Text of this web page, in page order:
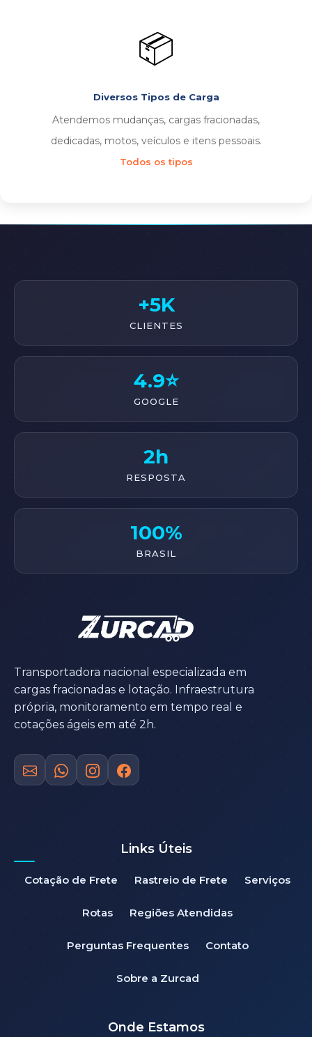
📦
Diversos Tipos de Carga
Atendemos mudanças, cargas fracionadas,
dedicadas, motos, veículos e itens pessoais.
Todos os tipos
+5K
CLIENTES
4.9⭐
GOOGLE
2h
RESPOSTA
100%
BRASIL
Transportadora nacional especializada em
cargas fracionadas e lotação. Infraestrutura
própria, monitoramento em tempo real e
cotações ágeis em até 2h.
Links Úteis
Cotação de Frete Rastreio de Frete Serviços
Rotas Regiões Atendidas
Perguntas Frequentes Contato
Sobre a Zurcad
Onde Estamos